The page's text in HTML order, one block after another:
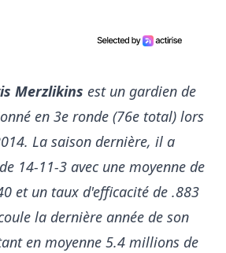
Merzlikins est un gardien de
en 3e ronde (76e total) lors
La saison dernière, il a
14-11-3 avec une moyenne de
et un taux d'efficacité de .883
la dernière année de son
en moyenne 5.4 millions de